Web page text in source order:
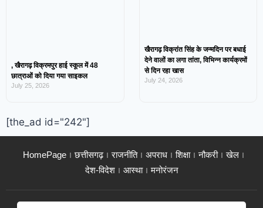
, खैरागढ़ विक्रमपुर हाई स्कूल में 48
छात्राओं को दिया गया साइकल
July 25, 2026
खैरागढ़ विक्रांत सिंह के जन्मदिन पर बधाई
देने वालों का लगा तांता, विभिन्न कार्यक्रमों
से दिन रहा खास
July 24, 2026
[the_ad id="242"]
HomePage छत्तीसगढ़ राजनीति अपराध शिक्षा नौकरी
खेल
देश-विदेश
आस्था मनोरंजन